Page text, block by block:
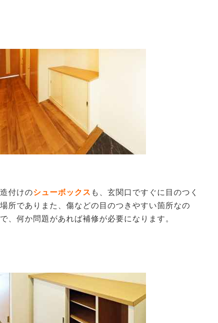
造付けのシューボックス も、玄関口ですぐに目のつく
場所でありまた、傷などの目のつきやすい箇所なの
で、何か問題があれば補修が必要になります。